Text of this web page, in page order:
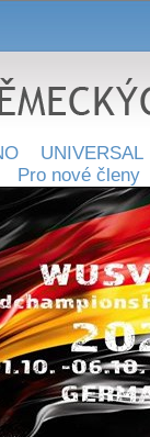
UNIVERSAL
Pro nové členy